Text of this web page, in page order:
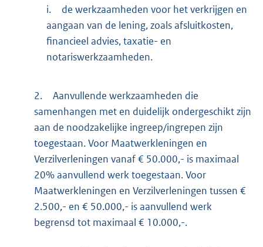
i.
de werkzaamheden voor het verkrijgen en
aangaan van de lening, zoals afsluitkosten,
financieel advies, taxatie- en
notariswerkzaamheden.
2.
Aanvullende werkzaamheden die
samenhangen met en duidelijk ondergeschikt zijn
aan de noodzakelijke ingreep/ingrepen zijn
toegestaan. Voor Maatwerkleningen en
Verzilverleningen vanaf € 50.000,- is maximaal
20% aanvullend werk toegestaan. Voor
Maatwerkleningen en Verzilverleningen tussen €
2.500,- en € 50.000,- is aanvullend werk
begrensd tot maximaal € 10.000,-.